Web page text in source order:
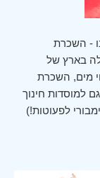
- השכרת
בארץ של
מים, השכרת
למוסדות חינוך
לפעוטות!)